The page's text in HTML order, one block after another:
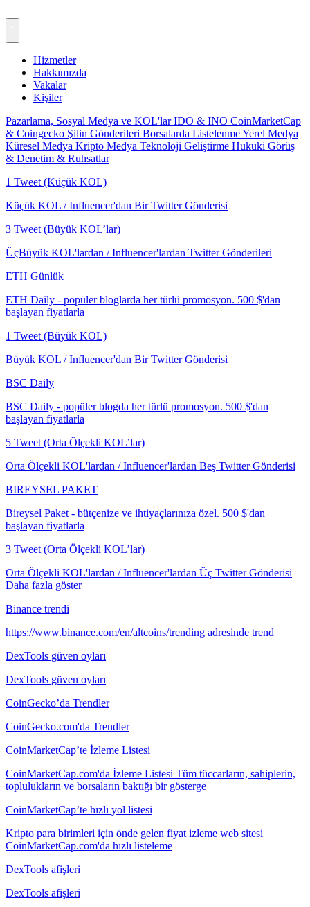
Hizmetler
Hakkımızda
Vakalar
Kişiler
Pazarlama, Sosyal Medya ve KOL'larIDO & INO CoinMarketCap
& Coingecko Şilin Gönderileri Borsalarda ListelenmeYerel Medya
Küresel Medya Kripto Medya Teknoloji Geliştirme Hukuki Görüş
& Denetim & Ruhsatlar
1 Tweet (Küçük KOL)
Küçük KOL / Influencer'dan Bir Twitter Gönderisi
3 Tweet (Büyük KOL’lar)
ÜçBüyük KOL'lardan / Influencer'lardan Twitter Gönderileri
ETH Günlük
ETH Daily - popüler bloglarda her türlü promosyon. 500 $'dan
başlayan fiyatlarla
1 Tweet (Büyük KOL)
Büyük KOL / Influencer'dan Bir Twitter Gönderisi
BSC Daily
BSC Daily - popüler blogda her türlü promosyon. 500 $'dan
başlayan fiyatlarla
5 Tweet (Orta Ölçekli KOL’lar)
Orta Ölçekli KOL'lardan / Influencer'lardan Beş Twitter Gönderisi
BIREYSEL PAKET
Bireysel Paket - bütçenize ve ihtiyaçlarınıza özel. 500 $'dan
başlayan fiyatlarla
3 Tweet (Orta Ölçekli KOL’lar)
Orta Ölçekli KOL'lardan / Influencer'lardan Üç Twitter Gönderisi
Daha fazla göster
Binance trendi
https://www.binance.com/en/altcoins/trending adresinde trend
DexTools güven oyları
DexTools güven oyları
CoinGecko’da Trendler
CoinGecko.com'da Trendler
CoinMarketCap’te İzleme Listesi
CoinMarketCap.com'da İzleme Listesi Tüm tüccarların, sahiplerin,
toplulukların ve borsaların baktığı bir gösterge
CoinMarketCap’te hızlı yol listesi
Kripto para birimleri için önde gelen fiyat izleme web sitesi
CoinMarketCap.com'da hızlı listeleme
DexTools afişleri
DexTools afişleri